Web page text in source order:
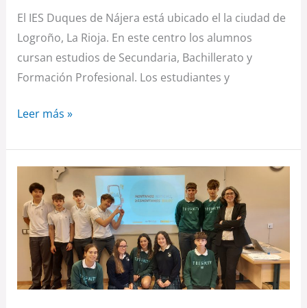
El IES Duques de Nájera está ubicado el la ciudad de
Logroño, La Rioja. En este centro los alumnos
cursan estudios de Secundaria, Bachillerato y
Formación Profesional. Los estudiantes y
Leer más »
College
San
Sebastián
los
Reyes